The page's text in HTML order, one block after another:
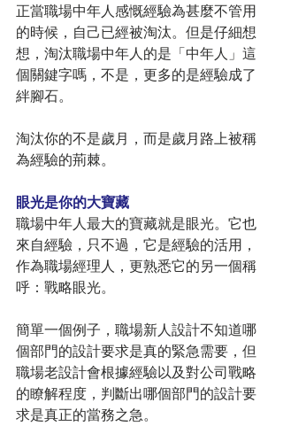
正當職場中年人感慨經驗為甚麼不管用
的時候，自己已經被淘汰。但是仔細想
想，淘汰職場中年人的是「中年人」這
個關鍵字嗎，不是，更多的是經驗成了
絆腳石。
淘汰你的不是歲月，而是歲月路上被稱
為經驗的荊棘。
眼光是你的大寶藏
職場中年人最大的寶藏就是眼光。它也
來自經驗，只不過，它是經驗的活用，
作為職場經理人，更熟悉它的另一個稱
呼：戰略眼光。
簡單一個例子，職場新人設計不知道哪
個部門的設計要求是真的緊急需要，但
職場老設計會根據經驗以及對公司戰略
的瞭解程度，判斷出哪個部門的設計要
求是真正的當務之急。